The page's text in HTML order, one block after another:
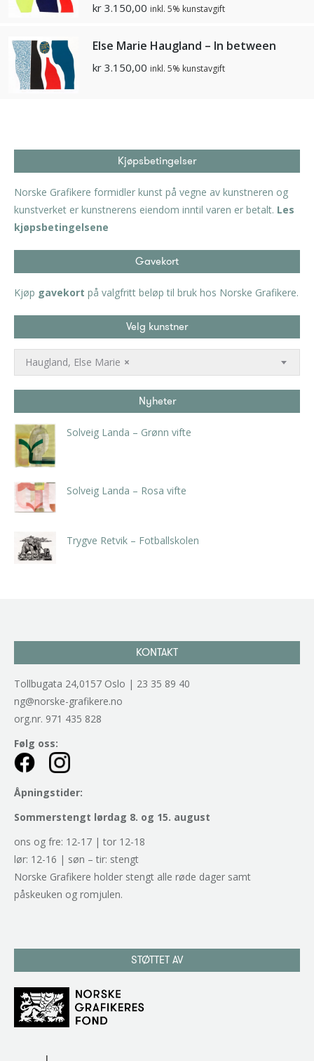
kr 3.150,00 inkl. 5% kunstavgift
Else Marie Haugland – In between
kr 3.150,00 inkl. 5% kunstavgift
Kjøpsbetingelser
Norske Grafikere formidler kunst på vegne av kunstneren og
kunstverket er kunstnerens eiendom inntil varen er betalt. Les
kjøpsbetingelsene
Gavekort
Kjøp gavekort på valgfritt beløp til bruk hos Norske Grafikere.
Velg kunstner
×
Haugland, Else Marie
Nyheter
Solveig Landa – Grønn vifte
Solveig Landa – Rosa vifte
Trygve Retvik – Fotballskolen
KONTAKT
Tollbugata 24,0157 Oslo | 23 35 89 40
ng@norske-grafikere.no
org.nr. 971 435 828
Følg oss:
Åpningstider:
Sommerstengt lørdag 8. og 15. august
ons og fre: 12-17 | tor 12-18
lør: 12-16 | søn – tir: stengt
Norske Grafikere holder stengt alle røde dager samt
påskeuken og romjulen.
STØTTET AV